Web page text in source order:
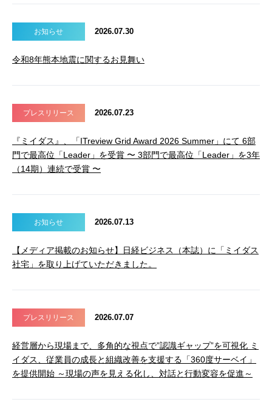
お知らせ 2026.07.30
令和8年熊本地震に関するお見舞い
プレスリリース 2026.07.23
『ミイダス』、「ITreview Grid Award 2026 Summer」にて 6部
門で最高位「Leader」を受賞 〜 3部門で最高位「Leader」を3年
（14期）連続で受賞 〜
お知らせ 2026.07.13
【メディア掲載のお知らせ】日経ビジネス（本誌）に「ミイダス
社宅」を取り上げていただきました。
プレスリリース 2026.07.07
経営層から現場まで、多角的な視点で”認識ギャップ”を可視化 ミ
イダス、従業員の成長と組織改善を支援する「360度サーベイ」
を提供開始 ～現場の声を見える化し、対話と行動変容を促進～